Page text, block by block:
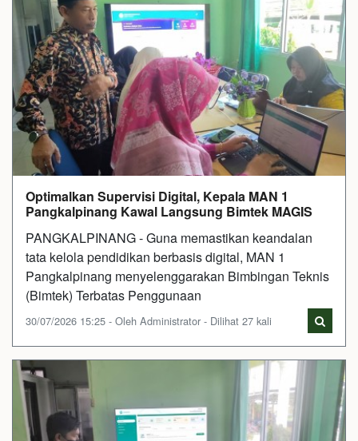
Optimalkan Supervisi Digital, Kepala MAN 1
Pangkalpinang Kawal Langsung Bimtek MAGIS
PANGKALPINANG - Guna memastikan keandalan
tata kelola pendidikan berbasis digital, MAN 1
Pangkalpinang menyelenggarakan Bimbingan Teknis
(Bimtek) Terbatas Penggunaan
30/07/2026 15:25 - Oleh Administrator - Dilihat 27 kali